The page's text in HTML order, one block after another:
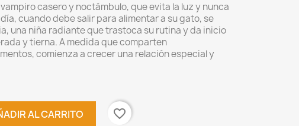
casero y noctámbulo, que evita la luz y nunca
cuando debe salir para alimentar a su gato, se
una niña radiante que trastoca su rutina y da inicio
y tierna. A medida que comparten
comienza a crecer una relación especial y
AL CARRITO
favorite_border